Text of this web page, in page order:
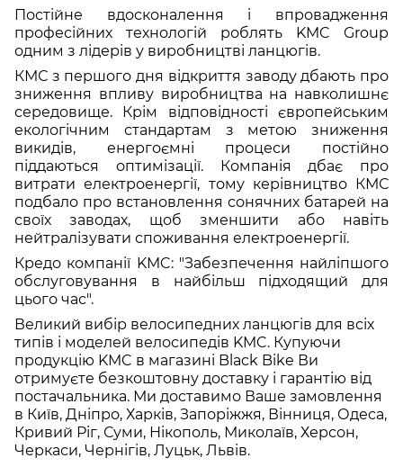
Постійне вдосконалення і впровадження
професійних технологій роблять KMC Group
одним з лідерів у виробництві ланцюгів.
КМС з першого дня відкриття заводу дбають про
зниження впливу виробництва на навколишнє
середовище. Крім відповідності європейським
екологічним стандартам з метою зниження
викидів, енергоємні процеси постійно
піддаються оптимізації. Компанія дбає про
витрати електроенергії, тому керівництво КМС
подбало про встановлення сонячних батарей на
своїх заводах, щоб зменшити або навіть
нейтралізувати споживання електроенергії.
Кредо компанії KMC: "Забезпечення найліпшого
обслуговування в найбільш підходящий для
цього час".
Великий вибір велосипедних ланцюгів для всіх
типів і моделей велосипедів KMC. Купуючи
продукцію KMC в магазині Black Bike Ви
отримуєте безкоштовну доставку і гарантію від
постачальника. Ми доставимо Ваше замовлення
в Київ, Дніпро, Харків, Запоріжжя, Вінниця, Одеса,
Кривий Ріг, Суми, Нікополь, Миколаїв, Херсон,
Черкаси, Чернігів, Луцьк, Львів.